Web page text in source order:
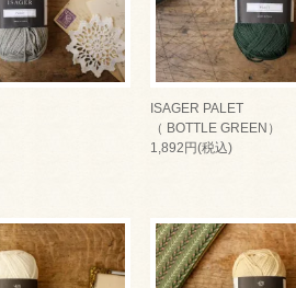
ISAGER PALET
（ BOTTLE GREEN）
1,892円(税込)